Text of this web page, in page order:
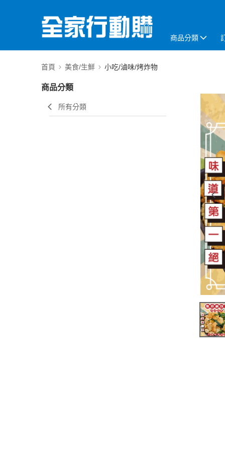
商品分類
首頁 美食/生鮮 小吃/滷味/烤炸物
商品分類
所有分類